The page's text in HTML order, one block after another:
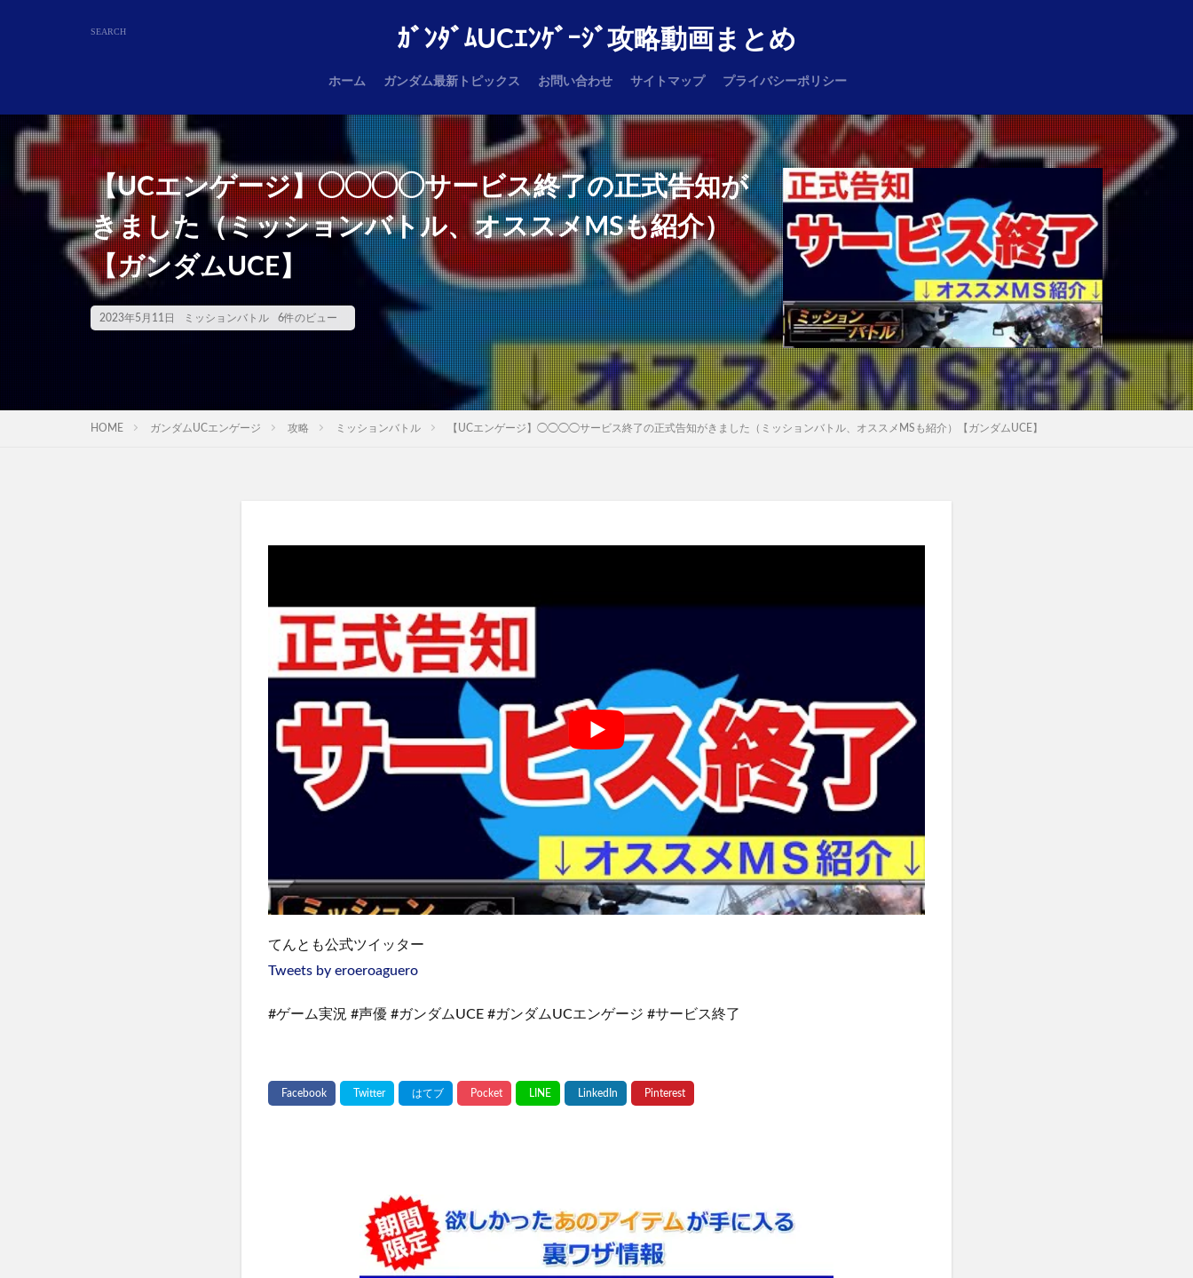
ｶﾞﾝﾀﾞﾑUCｴﾝｹﾞｰｼﾞ攻略動画まとめ
ホーム ガンダム最新トピックス お問い合わせ サイトマップ プライバシーポリシー
【UCエンゲージ】◯◯◯◯サービス終了の正式告知が
きました（ミッションバトル、オススメMSも紹介）
【ガンダムUCE】
2023年5月11日 ミッションバトル 6件のビュー
HOME ガンダムUCエンゲージ 攻略 ミッションバトル 【UCエンゲージ】◯◯◯◯サービス終了の正式告知がきました（ミッションバトル、オススメMSも紹介）【ガンダムUCE】
てんとも公式ツイッター
Tweets by eroeroaguero
#ゲーム実況 #声優 #ガンダムUCE #ガンダムUCエンゲージ #サービス終了